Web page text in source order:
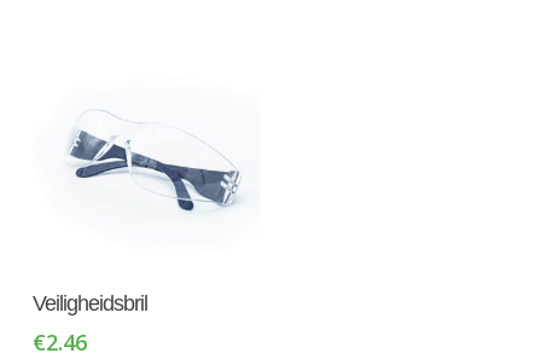
Toevoegen Aan
Veiligheidsbril
€2.46